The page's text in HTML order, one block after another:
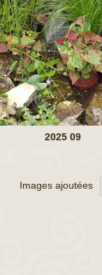
2025 09
Images ajoutées